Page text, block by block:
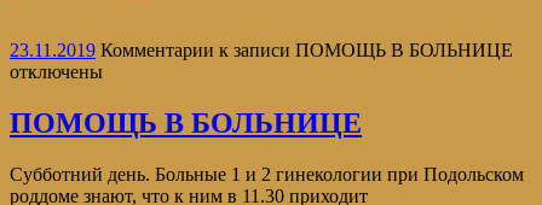
23.11.2019 Комментарии к записи ПОМОЩЬ В БОЛЬНИЦЕ
отключены
ПОМОЩЬ В БОЛЬНИЦЕ
Субботний день. Больные 1 и 2 гинекологии при Подольском
роддоме знают, что к ним в 11.30 приходит